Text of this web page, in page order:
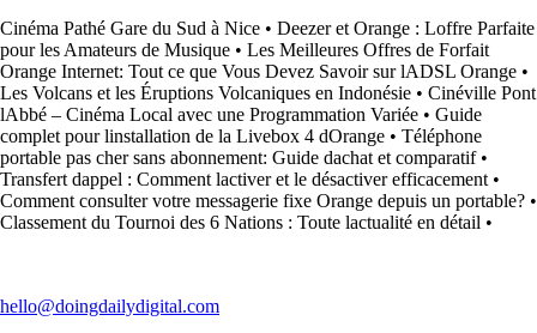
Cinéma Pathé Gare du Sud à Nice • Deezer et Orange : Loffre Parfaite
pour les Amateurs de Musique • Les Meilleures Offres de Forfait
Orange Internet: Tout ce que Vous Devez Savoir sur lADSL Orange •
Les Volcans et les Éruptions Volcaniques en Indonésie • Cinéville Pont
lAbbé – Cinéma Local avec une Programmation Variée • Guide
complet pour linstallation de la Livebox 4 dOrange • Téléphone
portable pas cher sans abonnement: Guide dachat et comparatif•
Transfert dappel : Comment lactiver et le désactiver efficacement •
Comment consulter votre messagerie fixe Orange depuis un portable? •
Classement du Tournoi des 6 Nations : Toute lactualité en détail •
hello@doingdailydigital.com